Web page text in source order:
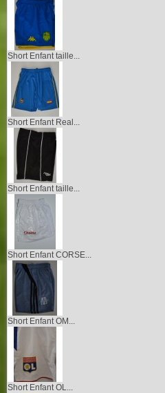
Short Enfant taille...
Short Enfant Real...
Short Enfant taille...
Short Enfant CORSE...
Short Enfant OM...
Short Enfant OL...